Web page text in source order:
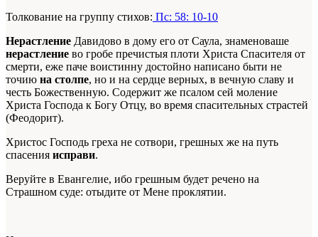
Толкование на группу стихов: Пс: 58: 10-10
Нерастление Давидово в дому его от Саула, знаменоваше
нерастление во гробе пречистыя плоти Христа Спасителя от
смерти, еже паче воистинну достойно написано быти не
точию на столпе, но и на сердце верных, в вечную славу и
честь Божественную. Содержит же псалом сей моление
Христа Господа к Богу Отцу, во время спасительных страстей
(Феодорит).
Христос Господь греха не сотвори, грешных же на путь
спасения исправи.
Веруйте в Евангелие, ибо грешным будет речено на
Страшном суде: отыдите от Мене проклятии.